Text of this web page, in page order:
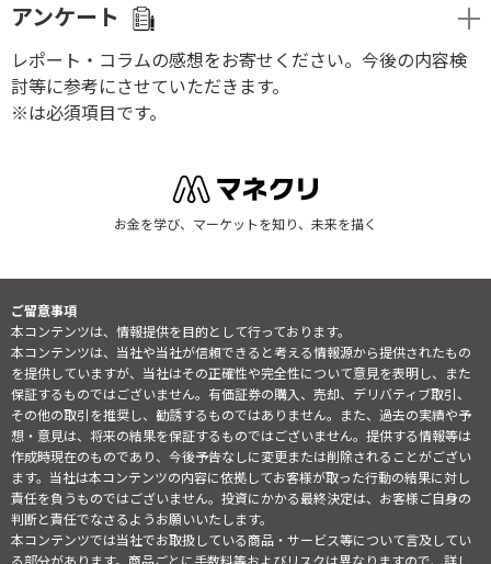
アンケート
レポート・コラムの感想をお寄せください。今後の内容検
討等に参考にさせていただきます。
※は必須項目です。
お金を学び、マーケットを知り、未来を描く
ご留意事項
本コンテンツは、情報提供を目的として行っております。
本コンテンツは、当社や当社が信頼できると考える情報源から提供されたもの
を提供していますが、当社はその正確性や完全性について意見を表明し、また
保証するものではございません。有価証券の購入、売却、デリバティブ取引、
その他の取引を推奨し、勧誘するものではありません。また、過去の実績や予
想・意見は、将来の結果を保証するものではございません。提供する情報等は
作成時現在のものであり、今後予告なしに変更または削除されることがござい
ます。当社は本コンテンツの内容に依拠してお客様が取った行動の結果に対し
責任を負うものではございません。投資にかかる最終決定は、お客様ご自身の
判断と責任でなさるようお願いいたします。
本コンテンツでは当社でお取扱している商品・サービス等について言及してい